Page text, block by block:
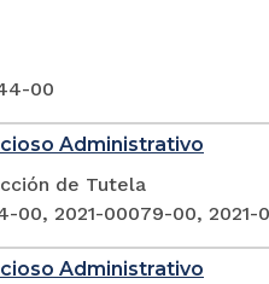
00
Administrativo
de Tutela
00, 2021-00079-00, 2021-
Administrativo